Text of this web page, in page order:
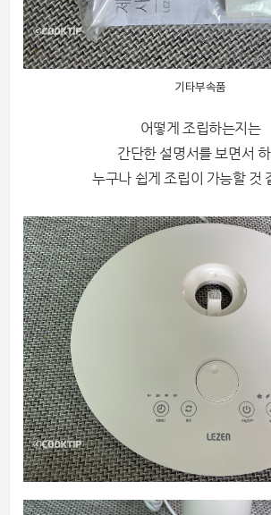
기타부속품
어떻게 조립하는지는
간단한 설명서를 보면서 하
누구나 쉽게 조립이 가능할 것